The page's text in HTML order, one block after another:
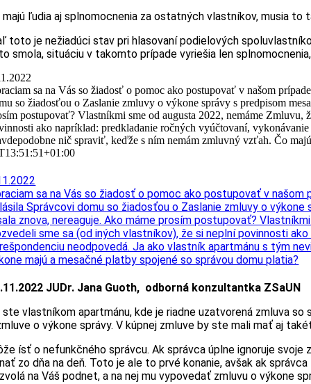
majú ľudia aj splnomocnenia za ostatných vlastníkov, musia to
toto je nežiadúci stav pri hlasovaní podielových
smola, situáciu v takomto prípade vyriešia len
sa na Vás so žiadosť o pomoc ako postupovať v našom
so žiadosťou o Zaslanie zmluvy o výkone správy s predpisom
postupovať? Vlastníkmi sme od augusta 2022, nemáme
ako napríklad: predkladanie ročných vyúčtovaní,
nič spraviť, keďže s ním nemám zmluvný vzťah. Čo
sa na Vás so žiadosť o pomoc ako postupovať v
Správcovi domu so žiadosťou o Zaslanie zmluvy o
znova, nereaguje. Ako máme prosím postupovať?
sme sa (od iných vlastníkov), že si neplní povinnosti
neodpovedá. Ja ako vlastník apartmánu s tým
majú a mesačné platby spojené so správou domu platia?
JUDr. Jana Guoth, odborná konzultantka ZSaUN
ste vlastníkom apartmánu, kde je riadne uzatvorená zmluva
o výkone správy. V kúpnej zmluve by ste mali mať aj
ísť o nefunkčného správcu. Ak správca úplne ignoruje
zo dňa na deň. Toto je ale to prvé konanie, avšak ak
na Váš podnet, a na nej mu vypovedať zmluvu o výkone